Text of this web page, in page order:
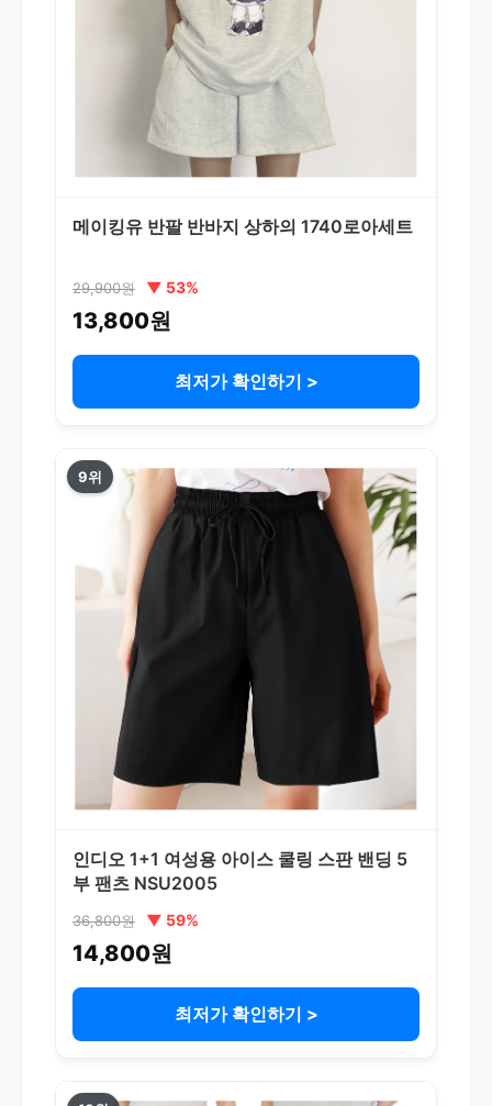
메이킹유 반팔 반바지 상하의 1740로아세트
29,900원 ▼ 53%
13,800원
최저가 확인하기 >
9위
인디오 1+1 여성용 아이스 쿨링 스판 밴딩 5
부 팬츠 NSU2005
36,800원 ▼ 59%
14,800원
최저가 확인하기 >